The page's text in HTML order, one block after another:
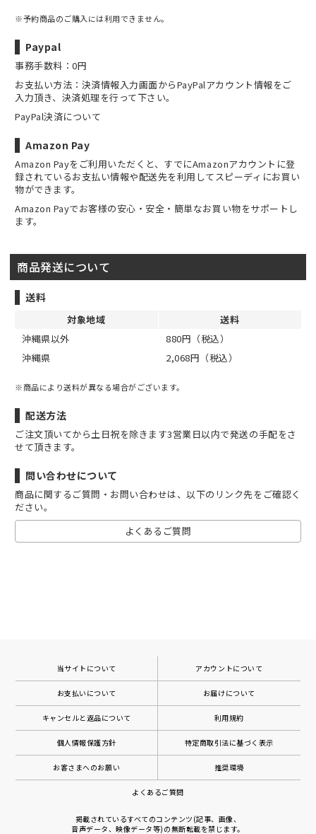
※予約商品のご購入には利用できません。
Paypal
事務手数料：0円
お支払い方法：決済情報入力画面からPayPalアカウント情報をご
入力頂き、決済処理を行って下さい。
PayPal決済について
Amazon Pay
Amazon Payをご利用いただくと、すでにAmazonアカウントに登
録されているお支払い情報や配送先を利用してスピーディにお買い
物ができます。
Amazon Payでお客様の安心・安全・簡単なお買い物をサポートし
ます。
商品発送について
送料
対象地域
送料
沖縄県以外
880円（税込）
沖縄県
2,068円（税込）
※商品により送料が異なる場合がございます。
配送方法
ご注文頂いてから土日祝を除きます3営業日以内で発送の手配をさ
せて頂きます。
問い合わせについて
商品に関するご質問・お問い合わせは、以下のリンク先をご確認く
ださい。
よくあるご質問
当サイトについて アカウントについて
お支払いについて お届けについて
キャンセルと返品について 利用規約
個人情報保護方針 特定商取引法に基づく表示
お客さまへのお願い 推奨環境
よくあるご質問
掲載されているすべてのコンテンツ(記事、画像、
音声データ、映像データ等)の無断転載を禁じます。